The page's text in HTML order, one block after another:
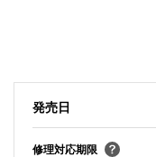
発売日
修理対応期限